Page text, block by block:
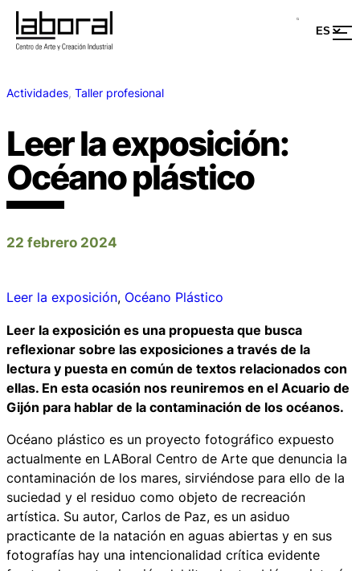
Actividades, Taller profesional
Leer la exposición:
Océano plástico
22 febrero 2024
Leer la exposición, Océano Plástico
Leer la exposición es una propuesta que busca
reflexionar sobre las exposiciones a través de la
lectura y puesta en común de textos relacionados con
ellas. En esta ocasión nos reuniremos en el Acuario de
Gijón para hablar de la contaminación de los océanos.
Océano plástico es un proyecto fotográfico expuesto
actualmente en LABoral Centro de Arte que denuncia la
contaminación de los mares, sirviéndose para ello de la
suciedad y el residuo como objeto de recreación
artística. Su autor, Carlos de Paz, es un asiduo
practicante de la natación en aguas abiertas y en sus
fotografías hay una intencionalidad crítica evidente